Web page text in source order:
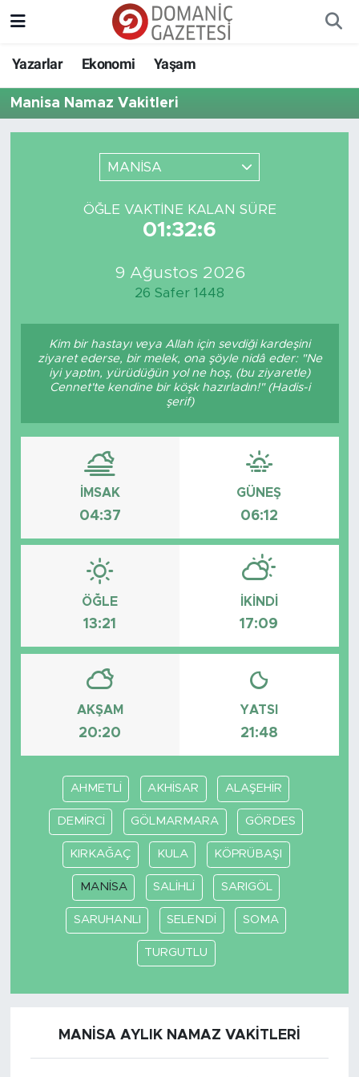
Yazarlar Ekonomi Yaşam
Manisa Namaz Vakitleri
MANİSA
ÖĞLE VAKTINE KALAN SÜRE
01:32:6
9 Ağustos 2026
26 Safer 1448
Kim bir hastayı veya Allah için sevdiği kardeşini
ziyaret ederse, bir melek, ona şöyle nidâ eder: "Ne
iyi yaptın, yürüdüğün yol ne hoş, (bu ziyaretle)
Cennet'te kendine bir köşk hazırladın!" (Hadis-i
şerif)
İMSAK
04:37
GÜNEŞ
06:12
ÖĞLE
13:21
İKINDI
17:09
AKŞAM
20:20
YATSI
21:48
AHMETLİ AKHİSAR ALAŞEHİR
DEMİRCİ GÖLMARMARA GÖRDES
KIRKAĞAÇ KULA KÖPRÜBAŞI
MANİSA SALİHLİ SARIGÖL
SARUHANLI SELENDİ SOMA
TURGUTLU
MANİSA AYLIK NAMAZ VAKITLERI